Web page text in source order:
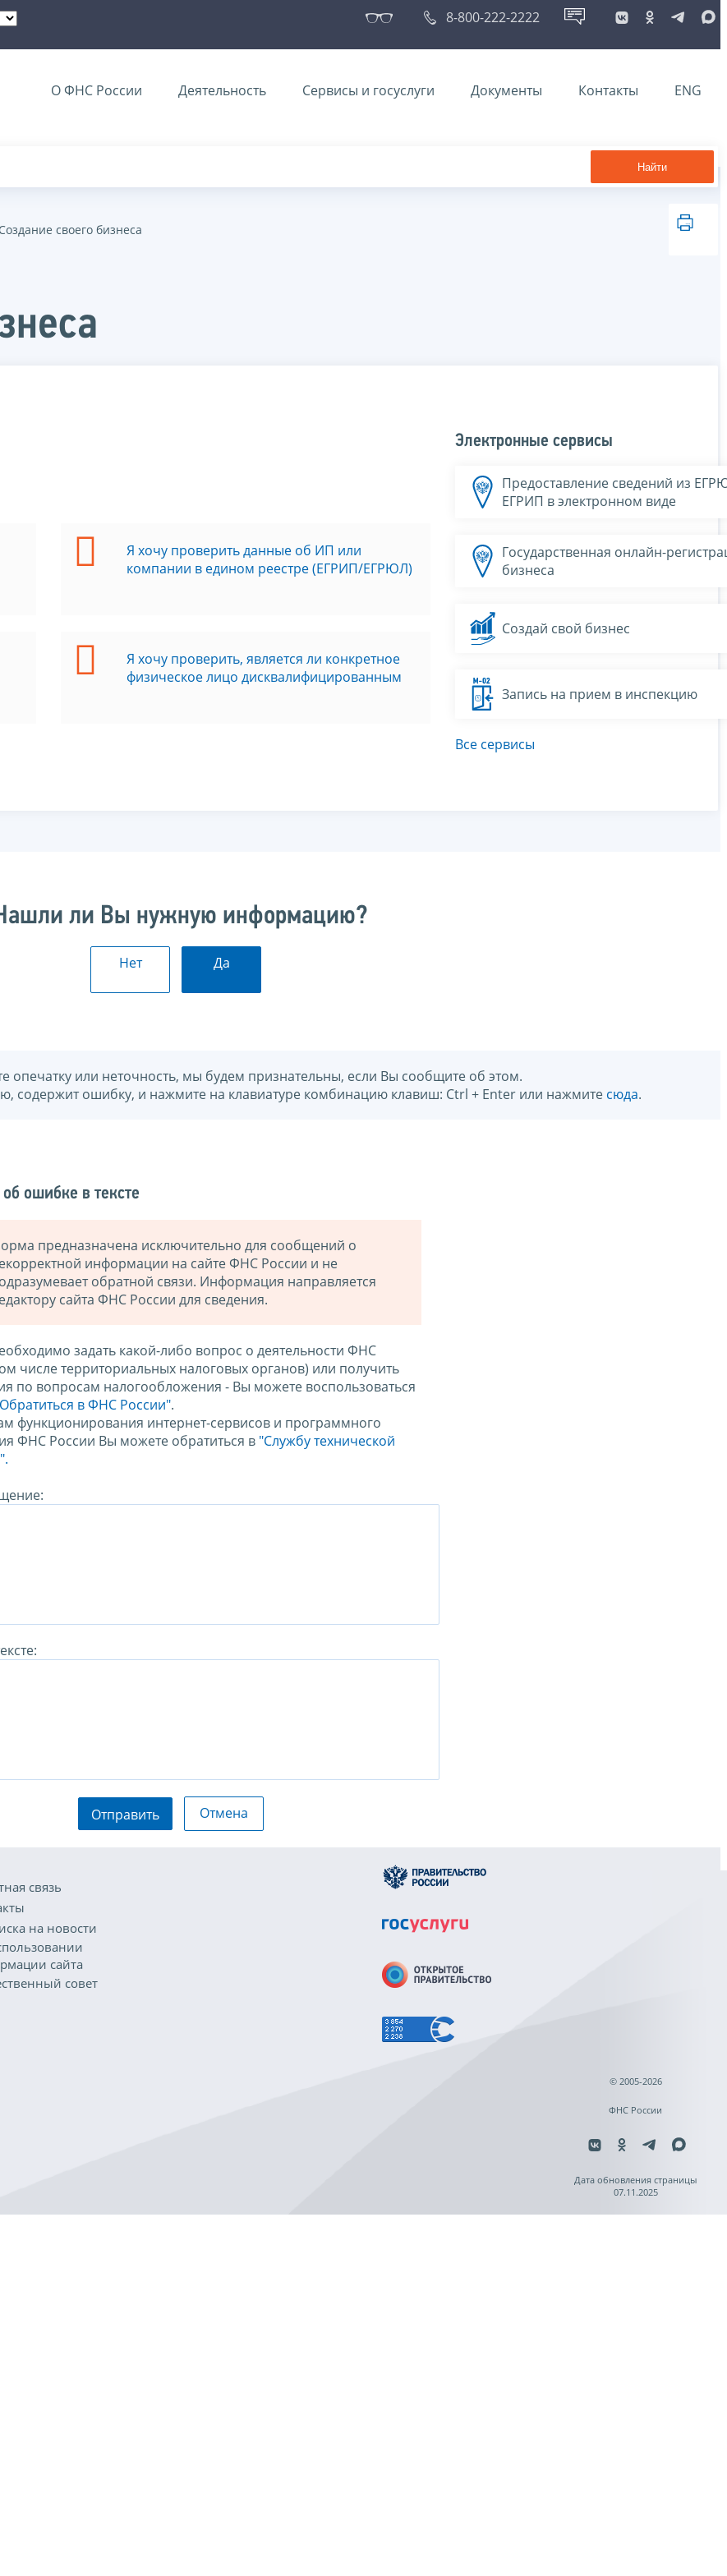
8-800-222-2222
О ФНС России Деятельность Сервисы и госуслуги Документы Контакты ENG
Найти
Создание своего бизнеса
Я хочу проверить данные об ИП или
компании в едином реестре (ЕГРИП/ЕГРЮЛ)
Я хочу проверить, является ли конкретное
физическое лицо дисквалифицированным
Электронные сервисы
Предоставление сведений из
ЕГРИП в электронном виде
Государственная онлайн-
бизнеса
Создай свой бизнес
Запись на прием в инспекцию
Все сервисы
ли Вы нужную информацию?
Нет Да
опечатку или неточность, мы будем признательны, если Вы сообщите об этом.
содержит ошибку, и нажмите на клавиатуре комбинацию клавиш: Ctrl + Enter или нажмите сюда.
ошибке в тексте
предназначена исключительно для сообщений о
информации на сайте ФНС России и не
обратной связи. Информация направляется
сайта ФНС России для сведения.
задать какой-либо вопрос о деятельности ФНС
числе территориальных налоговых органов) или получить
по вопросам налогообложения - Вы можете воспользоваться
в ФНС России".
функционирования интернет-сервисов и программного
ФНС России Вы можете обратиться в "Службу технической
Отправить Отмена
связь
на новости
сайта
совет
© 2005-2026
ФНС России
Дата обновления страницы
07.11.2025